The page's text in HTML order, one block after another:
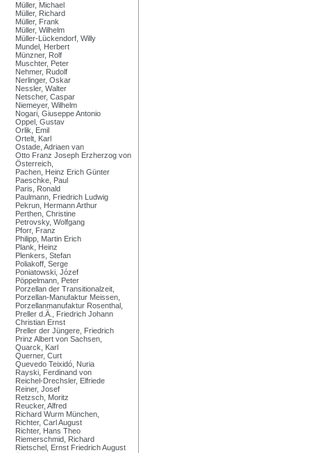
Müller, Michael
Müller, Richard
Müller, Frank
Müller, Wilhelm
Müller-Lückendorf, Willy
Mundel, Herbert
Münzner, Rolf
Muschter, Peter
Nehmer, Rudolf
Nerlinger, Oskar
Nessler, Walter
Netscher, Caspar
Niemeyer, Wilhelm
Nogari, Giuseppe Antonio
Oppel, Gustav
Orlik, Emil
Ortelt, Karl
Ostade, Adriaen van
Otto Franz Joseph Erzherzog von
Österreich,
Pachen, Heinz Erich Günter
Paeschke, Paul
Paris, Ronald
Paulmann, Friedrich Ludwig
Pekrun, Hermann Arthur
Perthen, Christine
Petrovsky, Wolfgang
Pforr, Franz
Philipp, Martin Erich
Plank, Heinz
Plenkers, Stefan
Poliakoff, Serge
Poniatowski, Józef
Pöppelmann, Peter
Porzellan der Transitionalzeit,
Porzellan-Manufaktur Meissen,
Porzellanmanufaktur Rosenthal,
Preller d.Ä., Friedrich Johann
Christian Ernst
Preller der Jüngere, Friedrich
Prinz Albert von Sachsen,
Quarck, Karl
Querner, Curt
Quevedo Teixidó, Nuria
Rayski, Ferdinand von
Reichel-Drechsler, Elfriede
Reiner, Josef
Retzsch, Moritz
Reucker, Alfred
Richard Wurm München,
Richter, Carl August
Richter, Hans Theo
Riemerschmid, Richard
Rietschel, Ernst Friedrich August